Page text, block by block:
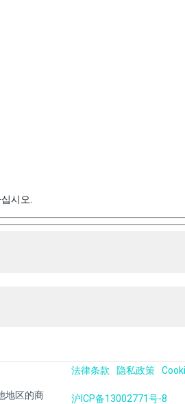
시오.
地区的商
法律条款 隐私政策
沪ICP备13002771号-8